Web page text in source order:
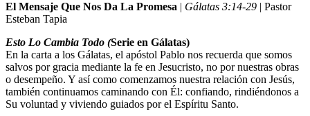
El Mensaje Que Nos Da La Promesa | Gálatas 3:14-29 | Pastor
Esteban Tapia
Esto Lo Cambia Todo (Serie en Gálatas)
En la carta a los Gálatas, el apóstol Pablo nos recuerda que somos
salvos por gracia mediante la fe en Jesucristo, no por nuestras obras
o desempeño. Y así como comenzamos nuestra relación con Jesús,
también continuamos caminando con Él: confiando, rindiéndonos a
Su voluntad y viviendo guiados por el Espíritu Santo.